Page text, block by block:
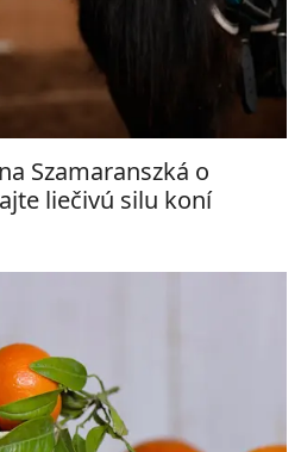
Szamaranszká o
liečivú silu koní